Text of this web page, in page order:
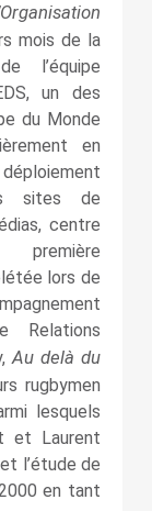
mois de la
l’équipe
un des
du Monde
en
sites de
centre
lors de
Relations
Au delà du
rugbymen
lesquels
et Laurent
l’étude de
en tant